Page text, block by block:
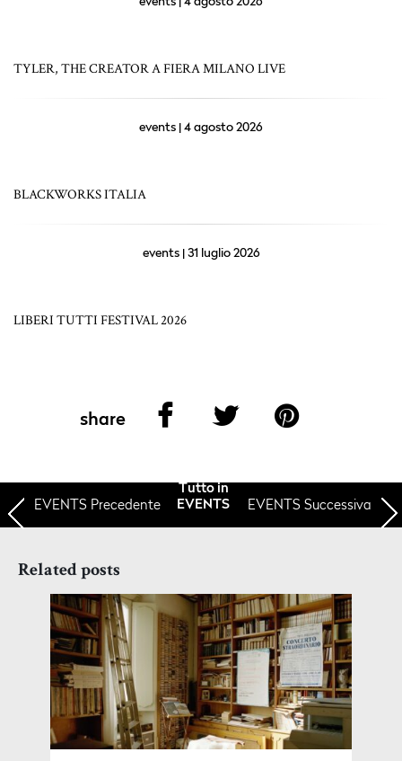
TYLER, THE CREATOR A FIERA MILANO LIVE
events | 4 agosto 2026
BLACKWORKS ITALIA
events | 31 luglio 2026
LIBERI TUTTI FESTIVAL 2026
share
EVENTS Precedente
Tutto in
EVENTS
EVENTS Successiva
Related posts